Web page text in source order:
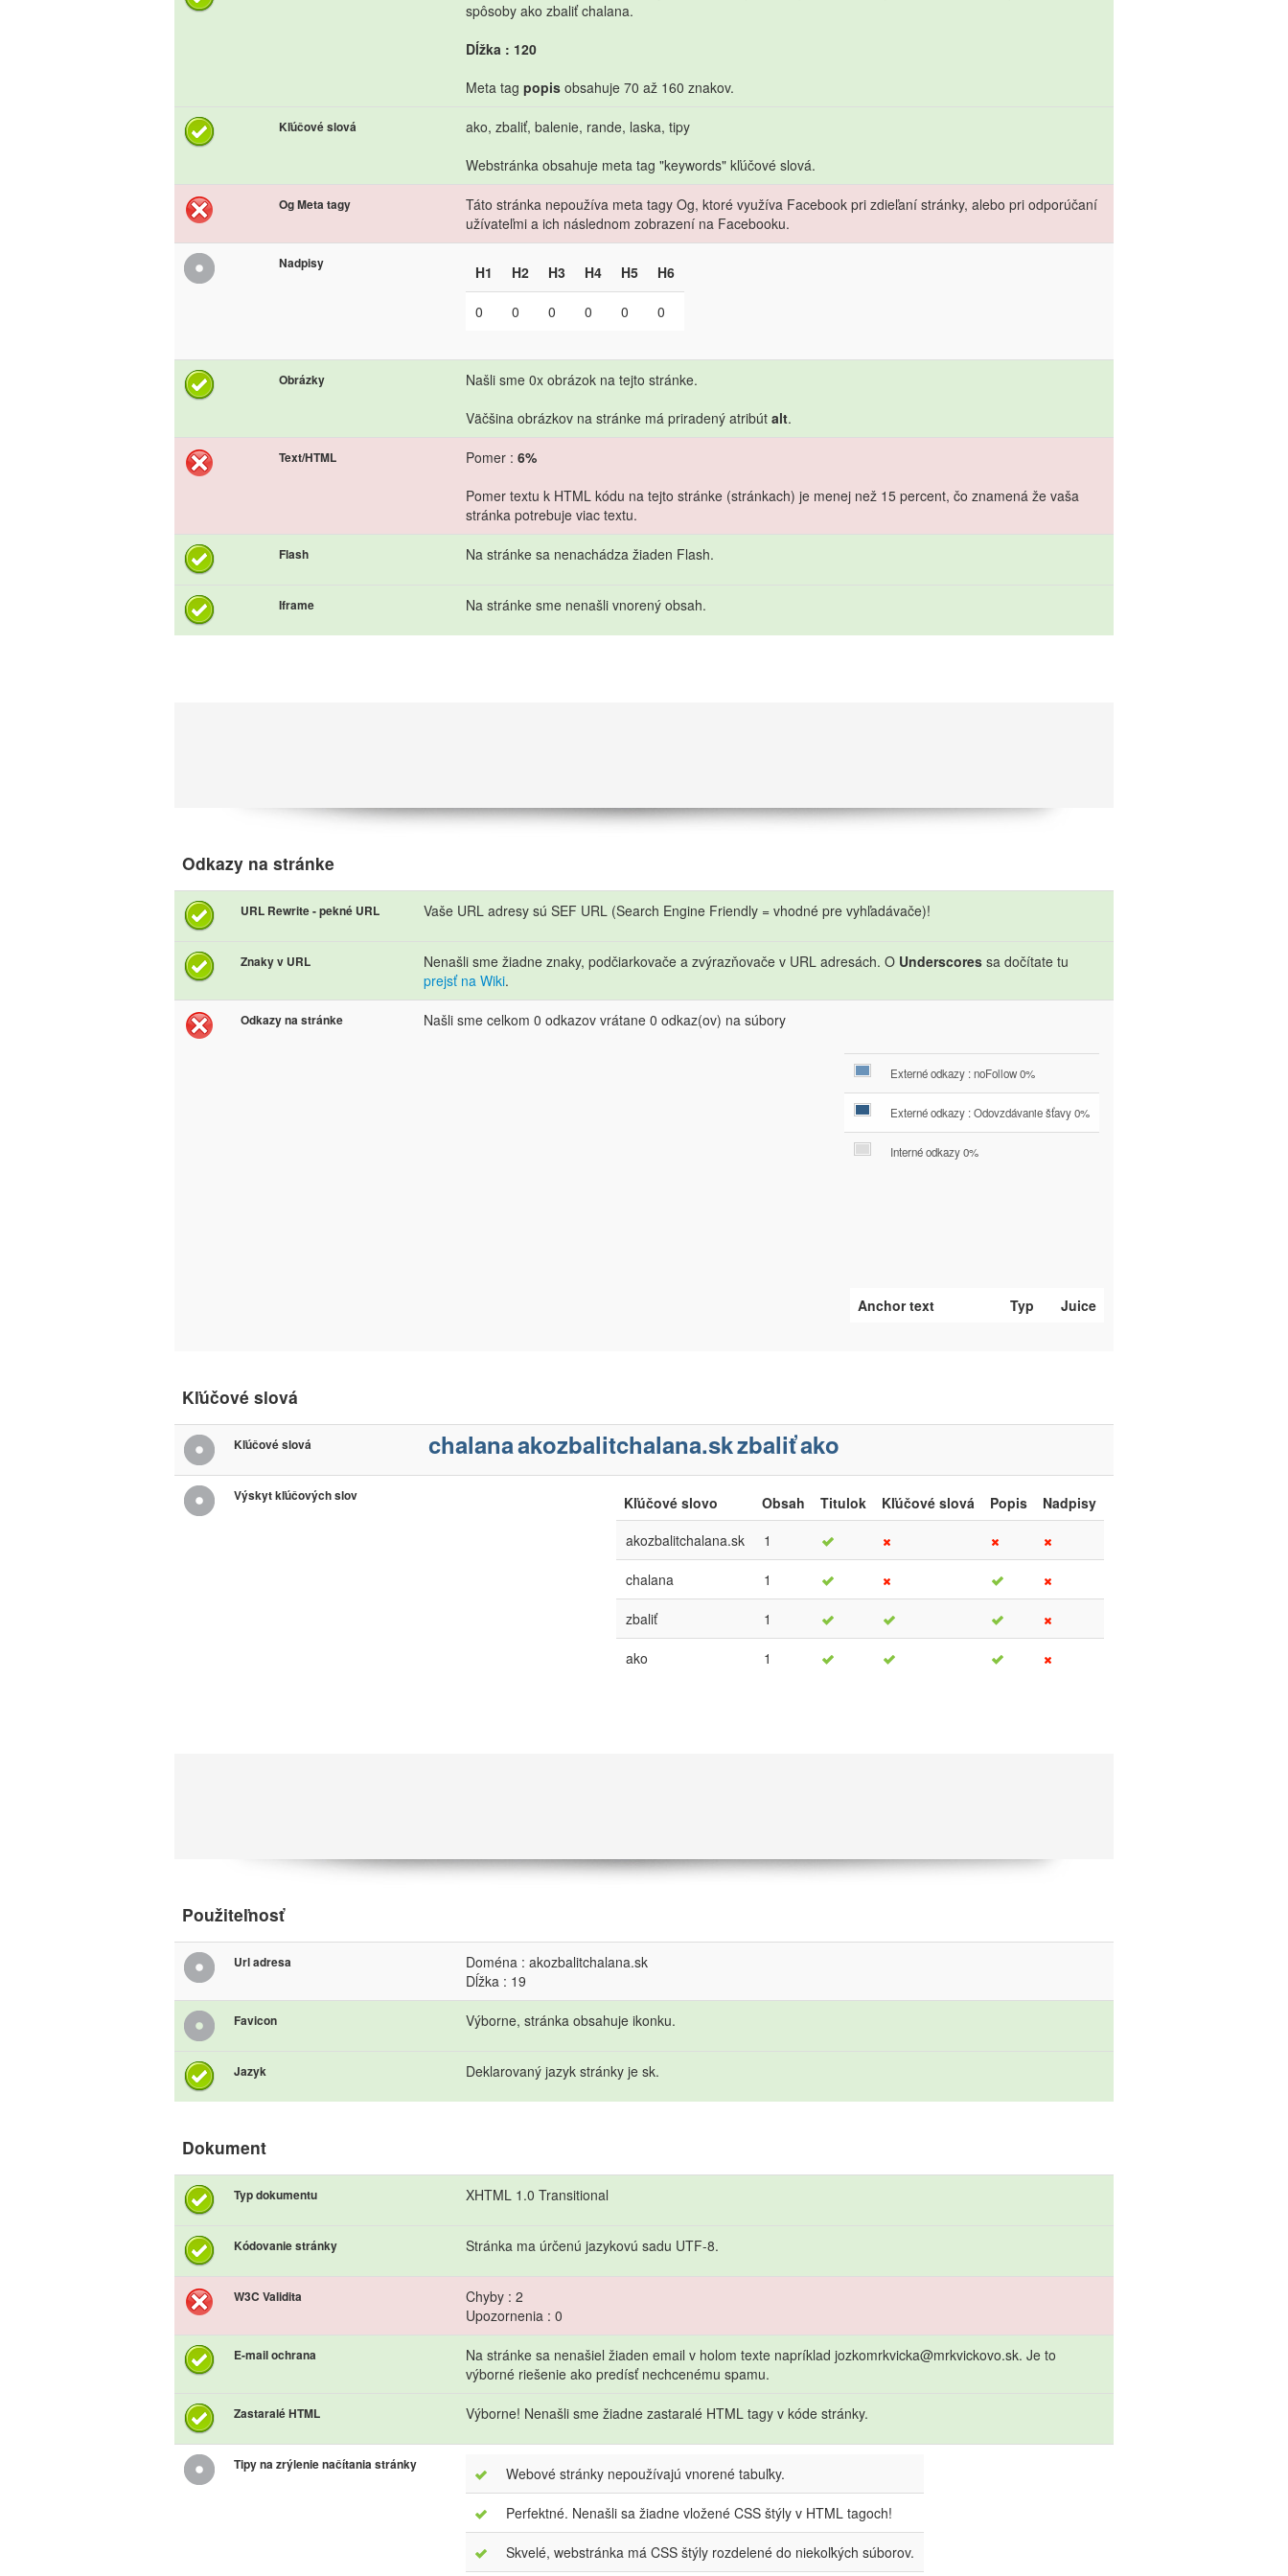
spôsoby ako zbaliť chalana.
Dĺžka : 120
Meta tag popis obsahuje 70 až 160 znakov.
Kľúčové slová
ako, zbaliť, balenie, rande, laska, tipy
Webstránka obsahuje meta tag "keywords" kľúčové slová.
Og Meta tagy
Táto stránka nepoužíva meta tagy Og, ktoré využíva Facebook pri zdieľaní stránky, alebo pri odporúčaní
užívateľmi a ich následnom zobrazení na Facebooku.
Nadpisy H1 H2 H3 H4 H5 H6
0 0 0 0 0 0
Obrázky
Našli sme 0x obrázok na tejto stránke.
Väčšina obrázkov na stránke má priradený atribút alt.
Text/HTML Pomer : 6%
Pomer textu k HTML kódu na tejto stránke (stránkach) je menej než 15 percent, čo znamená že vaša
stránka potrebuje viac textu.
Flash Na stránke sa nenachádza žiaden Flash.
Iframe Na stránke sme nenašli vnorený obsah.
Odkazy na stránke
URL Rewrite - pekné URL Vaše URL adresy sú SEF URL (Search Engine Friendly = vhodné pre vyhľadávače)!
Znaky v URL Nenašli sme žiadne znaky, podčiarkovače a zvýrazňovače v URL adresách. O Underscores sa dočítate tu
prejsť na Wiki.
Odkazy na stránke Našli sme celkom 0 odkazov vrátane 0 odkaz(ov) na súbory
Externé odkazy : noFollow 0%
Externé odkazy : Odovzdávanie šťavy 0%
Interné odkazy 0%
Anchor text Typ Juice
Kľúčové slová
Kľúčové slová chalanaakozbalitchalana.skzbaliťako
Výskyt kľúčových slov Kľúčové slovo Obsah Titulok Kľúčové slová Popis
Nadpisy
akozbalitchalana.sk
1
chalana 1
zbaliť 1
ako 1
Použiteľnosť
Url adresa
Doména : akozbalitchalana.sk
Dĺžka : 19
Favicon Výborne, stránka obsahuje ikonku.
Jazyk Deklarovaný jazyk stránky je sk.
Dokument
Typ dokumentu XHTML 1.0 Transitional
Kódovanie stránky Stránka ma úrčenú jazykovú sadu UTF-8.
W3C Validita
Chyby : 2
Upozornenia : 0
E-mail ochrana
Na stránke sa nenašiel žiaden email v holom texte napríklad jozkomrkvicka@mrkvickovo.sk. Je to
výborné riešenie ako predísť nechcenému spamu.
Zastaralé HTML Výborne! Nenašli sme žiadne zastaralé HTML tagy v kóde stránky.
Tipy na zrýlenie načítania stránky Webové stránky nepoužívajú vnorené tabuľky.
Perfektné. Nenašli sa žiadne vložené CSS štýly v HTML tagoch!
Skvelé, webstránka má CSS štýly rozdelené do niekoľkých súborov.